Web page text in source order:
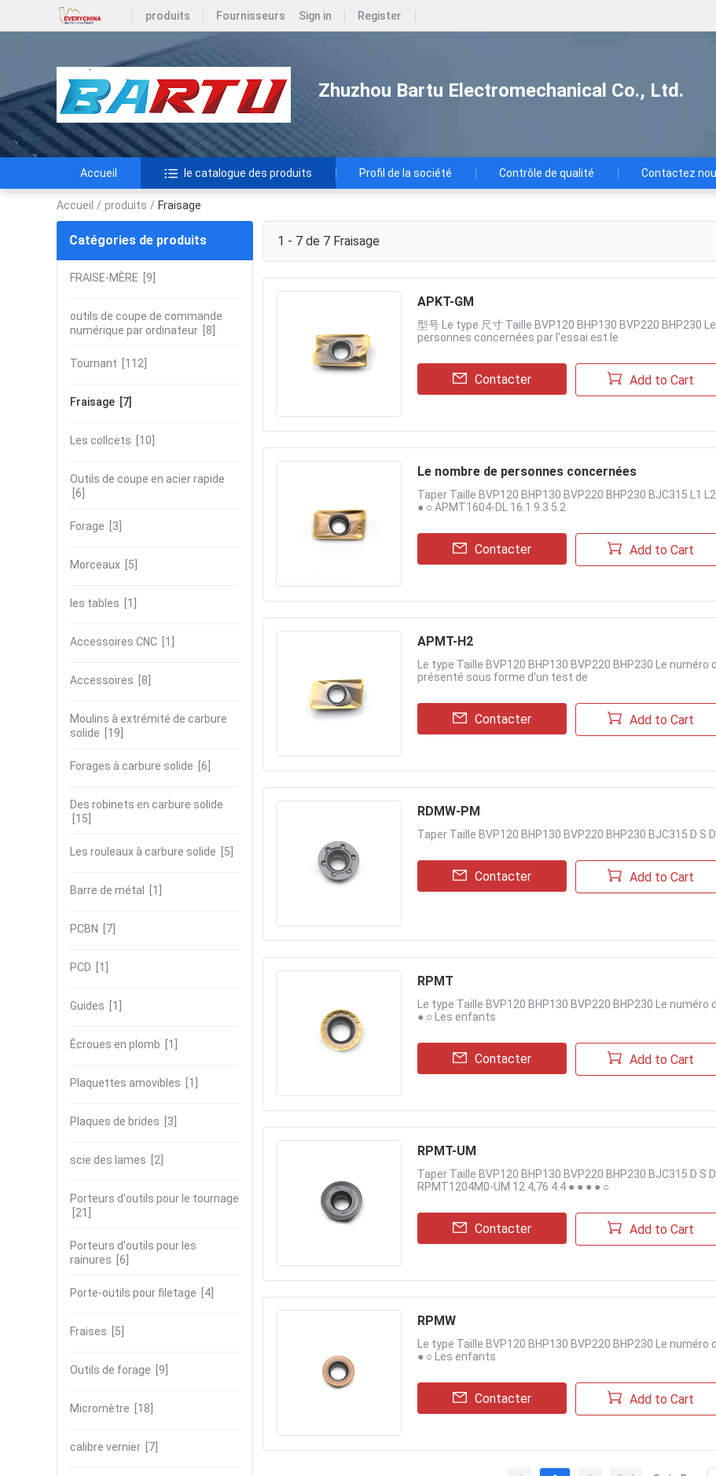
produits Fournisseurs Sign in Register
Zhuzhou Bartu Electromechanical Co., Ltd.
Accueil le catalogue des produits Profil de la société Contrôle de qualité Contactez
Accueil / produits / Fraisage
Catégories de produits
FRAISE-MÈRE [9]
outils de coupe de commande
numérique par ordinateur [8]
Tournant [112]
Fraisage [7]
Les collcets [10]
Outils de coupe en acier rapide
[6]
Forage [3]
Morceaux [5]
les tables [1]
Accessoires CNC [1]
Accessoires [8]
Moulins à extrémité de carbure
solide [19]
Forages à carbure solide [6]
Des robinets en carbure solide
[15]
Les rouleaux à carbure solide [5]
Barre de métal [1]
PCBN [7]
PCD [1]
Guides [1]
Écroues en plomb [1]
Plaquettes amovibles [1]
Plaques de brides [3]
scie des lames [2]
Porteurs d'outils pour le tournage
[21]
Porteurs d'outils pour les
rainures [6]
Porte-outils pour filetage [4]
Fraises [5]
Outils de forage [9]
Micromètre [18]
calibre vernier [7]
1 - 7 de 7 Fraisage
APKT-GM
型号 Le type 尺寸 Taille BVP120 BHP130 BVP220 BHP230
personnes concernées par l'essai est le
Contacter Add to Cart
Le nombre de personnes concernées
Taper Taille BVP120 BHP130 BVP220 BHP230 BJC315 L1
● ○ APMT1604-DL 16.1 9.3 5.2
Contacter Add to Cart
APMT-H2
Le type Taille BVP120 BHP130 BVP220 BHP230 Le
présenté sous forme d'un test de
Contacter Add to Cart
RDMW-PM
Taper Taille BVP120 BHP130 BVP220 BHP230 BJC315 D S
Contacter Add to Cart
RPMT
Le type Taille BVP120 BHP130 BVP220 BHP230 Le
● ○ Les enfants
Contacter Add to Cart
RPMT-UM
Taper Taille BVP120 BHP130 BVP220 BHP230 BJC315 D S
RPMT1204M0-UM 12 4,76 4.4 ● ● ● ● ○
Contacter Add to Cart
RPMW
Le type Taille BVP120 BHP130 BVP220 BHP230 Le
● ○ Les enfants
Contacter Add to Cart